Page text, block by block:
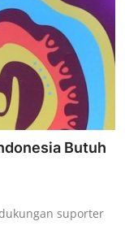
Butuh
suporter